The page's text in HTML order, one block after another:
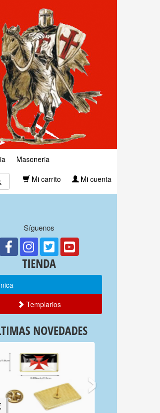
Masoneria
Mi carrito
Mi cuenta
Síguenos
TIENDA
Templarios
NOVEDADES
›